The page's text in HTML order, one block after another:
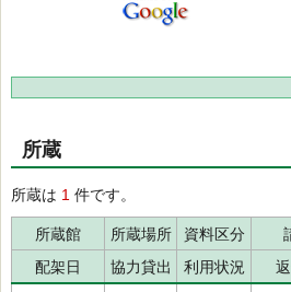
所蔵
所蔵は 1 件です。
所蔵館 所蔵場所 資料区分
配架日
協力貸出 利用状況